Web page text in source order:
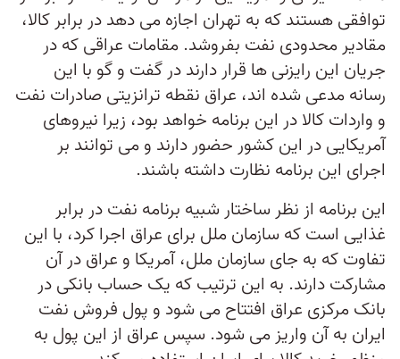
توافقی هستند که به تهران اجازه می دهد در برابر کالا،
مقادیر محدودی نفت بفروشد. مقامات عراقی که در
جریان این رایزنی ها قرار دارند در گفت و گو با این
رسانه مدعی شده اند، عراق نقطه ترانزیتی صادرات نفت
و واردات کالا در این برنامه خواهد بود، زیرا نیروهای
آمریکایی در این کشور حضور دارند و می توانند بر
اجرای این برنامه نظارت داشته باشند.
این برنامه از نظر ساختار شبیه برنامه نفت در برابر
غذایی است که سازمان ملل برای عراق اجرا کرد، با این
تفاوت که به جای سازمان ملل، آمریکا و عراق در آن
مشارکت دارند. به این ترتیب که یک حساب بانکی در
بانک مرکزی عراق افتتاح می شود و پول فروش نفت
ایران به آن واریز می شود. سپس عراق از این پول به